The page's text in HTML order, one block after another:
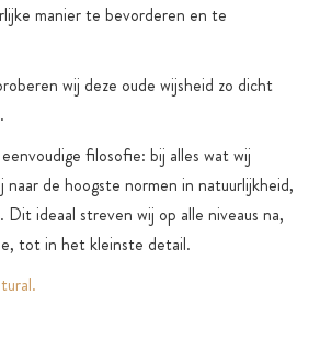
manier te bevorderen en te
wij deze oude wijsheid zo dicht
filosofie: bij alles wat wij
de hoogste normen in natuurlijkheid,
ideaal streven wij op alle niveaus na,
tot in het kleinste detail.